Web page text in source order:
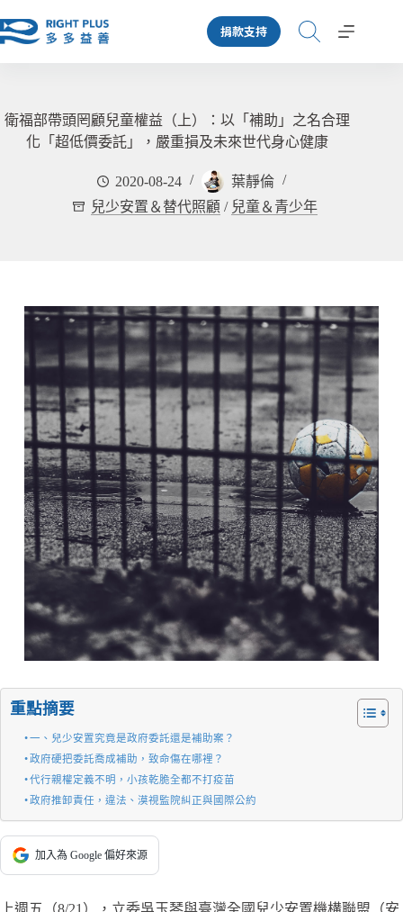
至
容
捐款支持
衛福部帶頭罔顧兒童權益（上）：以「補助」之名合理
化「超低價委託」，嚴重損及未來世代身心健康
2020-08-24
葉靜倫
兒少安置＆替代照顧 / 兒童＆青少年
重點摘要
一、兒少安置究竟是政府委託還是補助案？
政府硬把委託喬成補助，致命傷在哪裡？
代行親權定義不明，小孩乾脆全都不打疫苗
政府推卸責任，違法、漠視監院糾正與國際公約
加入為 Google 偏好來源
上週五（8/21），立委吳玉琴與臺灣全國兒少安置機構聯盟（安